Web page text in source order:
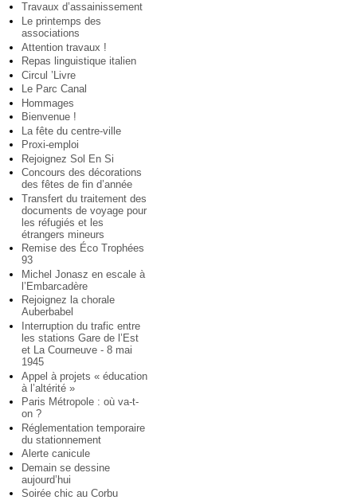
Travaux d’assainissement
Le printemps des
associations
Attention travaux !
Repas linguistique italien
Circul ’Livre
Le Parc Canal
Hommages
Bienvenue !
La fête du centre-ville
Proxi-emploi
Rejoignez Sol En Si
Concours des décorations
des fêtes de fin d’année
Transfert du traitement des
documents de voyage pour
les réfugiés et les
étrangers mineurs
Remise des Éco Trophées
93
Michel Jonasz en escale à
l’Embarcadère
Rejoignez la chorale
Auberbabel
Interruption du trafic entre
les stations Gare de l’Est
et La Courneuve - 8 mai
1945
Appel à projets « éducation
à l’altérité »
Paris Métropole : où va-t-
on ?
Réglementation temporaire
du stationnement
Alerte canicule
Demain se dessine
aujourd’hui
Soirée chic au Corbu